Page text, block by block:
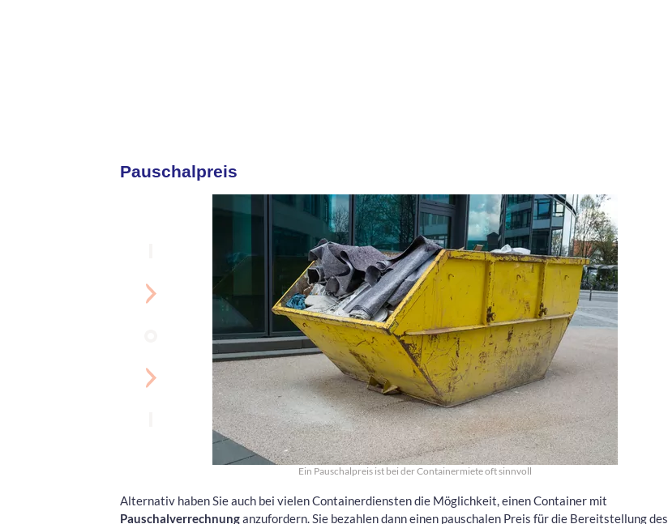
Pauschalpreis
Ein Pauschalpreis ist bei der Containermiete oft sinnvoll
Alternativ haben Sie auch bei vielen Containerdiensten die Möglichkeit, einen Container mit
Pauschalverrechnunganzufordern. Sie bezahlen dann einen pauschalen Preis für die Bereitstellung des